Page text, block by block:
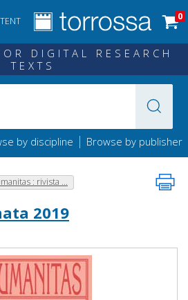
0
DIGITAL RESEARCH
TEXTS
by discipline | Browse by publisher
: rivista ...
2019